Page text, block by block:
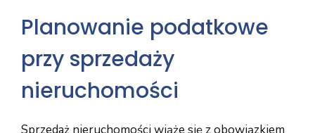
Planowanie podatkowe
przy sprzedaży
nieruchomości
Sprzedaż nieruchomości wiąże się z obowiązkiem